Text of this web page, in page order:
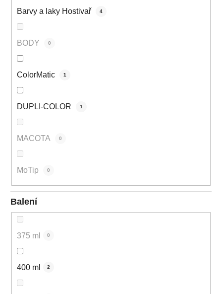
Barvy a laky Hostivař 4
BODY 0
ColorMatic 1
DUPLI-COLOR 1
MACOTA 0
MoTip 0
Balení
375 ml 0
400 ml 2